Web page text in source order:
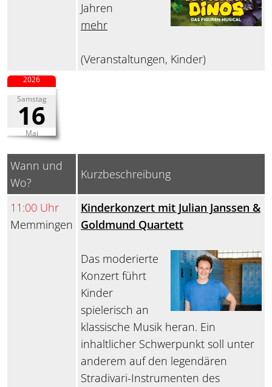
Jahren
mehr
(Veranstaltungen, Kinder)
Samstag
16
Mai
2026
Wann und
Wo?
Kurzbeschreibung
11:00 Uhr
Memmingen
Kinderkonzert mit Julian Janssen &
Goldmund Quartett
Das moderierte
Konzert führt
Kinder
spielerisch an
klassische Musik heran. Ein
inhaltlicher Schwerpunkt soll unter
anderem auf den legendären
Stradivari-Instrumenten des